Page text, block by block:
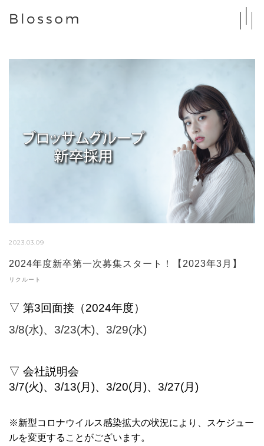
2023.03.09
2024年度新卒第一次募集スタート！【2023年3月】
リクルート
▽ 第3回面接（2024年度）
3/8(水)、3/23(木)、3/29(水)
▽ 会社説明会
3/7(火)、3/13(月)、3/20(月)、3/27(月)
※新型コロナウイルス感染拡大の状況により、スケジュー
ルを変更することがございます。